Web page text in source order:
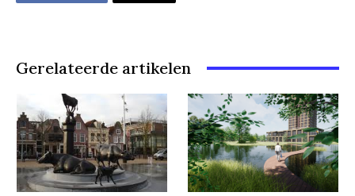
Gerelateerde artikelen